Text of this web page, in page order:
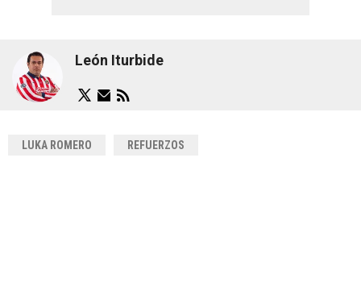
León Iturbide
LUKA ROMERO REFUERZOS